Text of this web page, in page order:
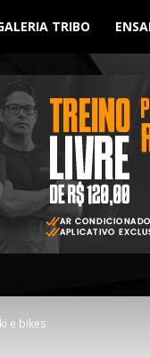
TRIBO
e bikes